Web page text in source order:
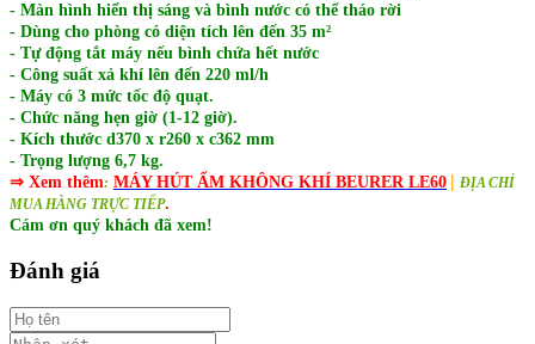
- Màn hình hiển thị sáng và bình nước có thể tháo rời
- Dùng cho phòng có diện tích lên đến 35 m²
- Tự động tắt máy nếu bình chứa hết nước
- Công suất xả khí lên đến 220 ml/h
- Máy có 3 mức tốc độ quạt.
- Chức năng hẹn giờ (1-12 giờ).
- Kích thước d370 x r260 x c362 mm
- Trọng lượng 6,7 kg.
⇒ Xem thêm: MÁY HÚT ẨM KHÔNG KHÍ BEURER LE60 | ĐỊA CHỈ
MUA HÀNG TRỰC TIẾP.
Cám ơn quý khách đã xem!
Đánh giá